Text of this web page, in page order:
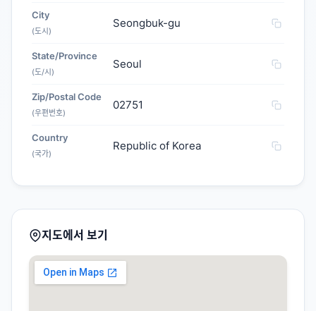
City
(도시)
Seongbuk-gu
State/Province
(도/시)
Seoul
Zip/Postal Code
(우편번호)
02751
Country
(국가)
Republic of Korea
지도에서 보기